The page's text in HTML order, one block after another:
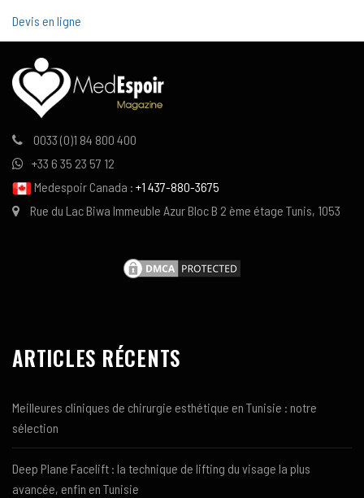
Devis en ligne
0033 (0)1 84 800 400
+33 6 35 23 57 12
Medespoir Canada : +1 437-880-3675
Rue du Lac Biwa Immeuble Azur Bloc B 2 ème étage Tunis, 1053
ARTICLES RÉCENTS
Meilleures cliniques de chirurgie esthétique en Tunisie : notre
sélection
Deep Plane Facelift : la technique de lifting du visage la plus
avancée, enfin en Tunisie